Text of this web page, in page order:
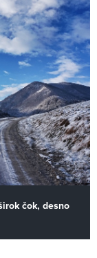
čok, desno